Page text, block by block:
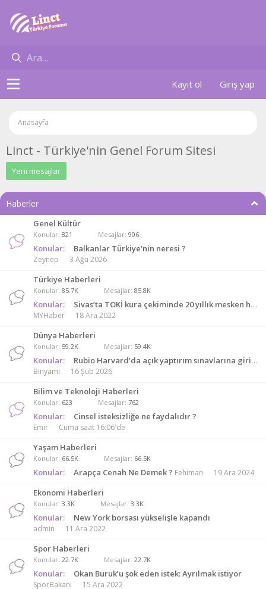
Kayıt ol Giriş yap
Anasayfa
Linct - Türkiye'nin Genel Forum Sitesi
Yeni mesajlar
Haberler
Genel Kültür
Konular 821 Mesajlar 906
Konular: Balkanlar Türkiye'nin neresi ?
Zeynep 3 Ağu 2026
Türkiye Haberleri
Konular 85.7K Mesajlar 85.8K
Konular: Sivas’ta TOKİ kura çekiminde 20 yıllık mesken hayali gerçek oldu
MYHaber 18 Ara 2022
Dünya Haberleri
Konular 59.2K Mesajlar 59.4K
Konular: Rubio Harvard'da açık yaptırım sınavlarına giriyor
Binyami 16 Şub 2026
Bilim ve Teknoloji Haberleri
Konular 623 Mesajlar 762
Konular: Cinsel isteksizliğe ne faydalıdır ?
Emir Cuma saat 16:06'de
Yaşam Haberleri
Konular 66.5K Mesajlar 66.5K
Konular: Arapça Cenah Ne Demek ? Fehiman 19 Ara 2024
Ekonomi Haberleri
Konular 3.3K Mesajlar 3.3K
Konular: New York borsası yükselişle kapandı
admin 11 Ara 2022
Spor Haberleri
Konular 22.7K Mesajlar 22.7K
Konular: Okan Buruk’u şok eden istek: Ayrılmak istiyor
SporBakani 15 Ara 2022